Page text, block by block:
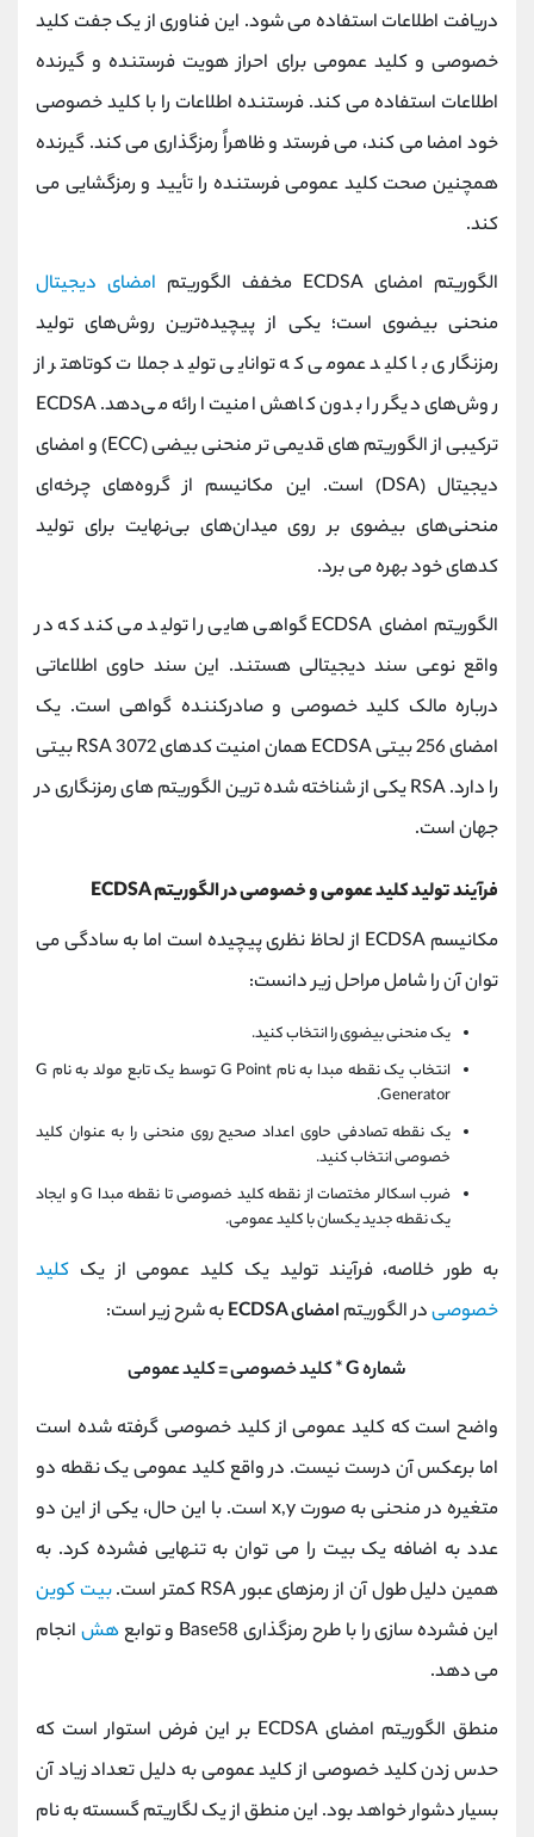
دریافت اطلاعات استفاده می شود. این فناوری از یک جفت کلید
خصوصی و کلید عمومی برای احراز هویت فرستنده و گیرنده
اطلاعات استفاده می کند. فرستنده اطلاعات را با کلید خصوصی
خود امضا می کند، می فرستد و ظاهراً رمزگذاری می کند. گیرنده
همچنین صحت کلید عمومی فرستنده را تأیید و رمزگشایی می
کند.
الگوریتم امضای ECDSA مخفف الگوریتم
امضای دیجیتال
منحنی بیضوی است؛ یکی از پیچیده‌ترین روش‌های تولید
رمزنگاری با کلید عمومی که توانایی تولید جملات کوتاهتر از
روش‌های دیگر را بدون کاهش امنیت ارائه می‌دهد. ECDSA
ترکیبی از الگوریتم های قدیمی تر منحنی بیضی (ECC) و امضای
دیجیتال (DSA) است. این مکانیسم از گروه‌های چرخه‌ای
منحنی‌های بیضوی بر روی میدان‌های بی‌نهایت برای تولید
کدهای خود بهره می برد.
الگوریتم امضای ECDSA گواهی هایی را تولید می کند که در
واقع نوعی سند دیجیتالی هستند. این سند حاوی اطلاعاتی
درباره مالک کلید خصوصی و صادرکننده گواهی است. یک
امضای 256 بیتی ECDSA همان امنیت کدهای RSA 3072 بیتی
را دارد. RSA یکی از شناخته شده ترین الگوریتم های رمزنگاری در
جهان است.
فرآیند تولید کلید عمومی و خصوصی در الگوریتم ECDSA
مکانیسم ECDSA از لحاظ نظری پیچیده است اما به سادگی می
توان آن را شامل مراحل زیر دانست:
یک منحنی بیضوی را انتخاب کنید.
انتخاب یک نقطه مبدا به نام G Point توسط یک تابع مولد به نام G
Generator.
یک نقطه تصادفی حاوی اعداد صحیح روی منحنی را به عنوان کلید
خصوصی انتخاب کنید.
ضرب اسکالر مختصات از نقطه کلید خصوصی تا نقطه مبدا G و ایجاد
یک نقطه جدید یکسان با کلید عمومی.
به طور خلاصه، فرآیند تولید یک کلید عمومی از یک کلید
خصوصیدر الگوریتم امضای ECDSA
به شرح زیر است:
شماره G * کلید خصوصی = کلید عمومی
واضح است که کلید عمومی از کلید خصوصی گرفته شده است
اما برعکس آن درست نیست. در واقع کلید عمومی یک نقطه دو
متغیره در منحنی به صورت x,y است. با این حال، یکی از این دو
عدد به اضافه یک بیت را می توان به تنهایی فشرده کرد. به
همین دلیل طول آن از رمزهای عبور RSA کمتر است.
بیت کوین
این فشرده سازی را با طرح رمزگذاری Base58 و توابع
هش انجام
می دهد.
منطق الگوریتم امضای ECDSA بر این فرض استوار است که
حدس زدن کلید خصوصی از کلید عمومی به دلیل تعداد زیاد آن
بسیار دشوار خواهد بود. این منطق از یک لگاریتم گسسته به نام